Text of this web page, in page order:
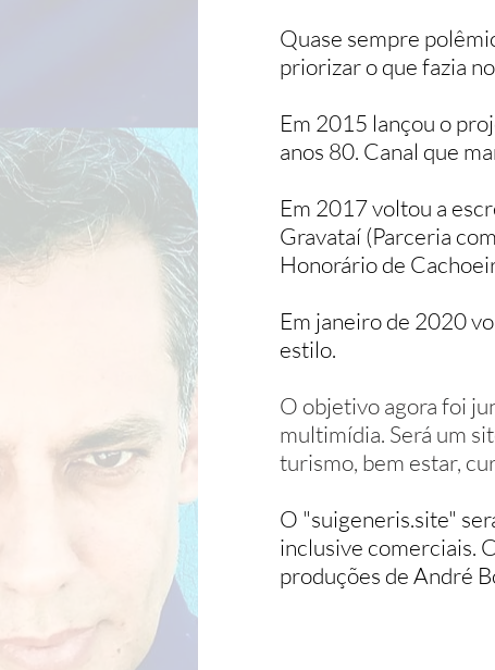
Quase sempre
priorizar o que fazia
Em 2015 lançou o
anos 80. Canal que
Em 2017 voltou a
Gravataí (Parceria
Honorário de
Em janeiro de 2020
estilo.
O objetivo agorafoi
multimídia. Será um
turismo, bem estar,
O "suigeneris.site"
inclusive comerciais.
produções de André